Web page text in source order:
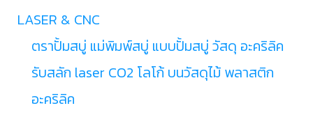
LASER & CNC
ตราปั้มสบู่ แม่พิมพ์สบู่ แบบปั้มสบู่ วัสดุ อะคริลิค
รับสลัก laser CO2 โลโก้ บนวัสดุไม้ พลาสติก
อะคริลิค